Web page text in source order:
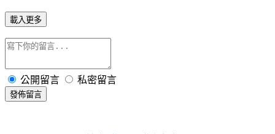
載入更多
公開留言 私密留言
發佈留言